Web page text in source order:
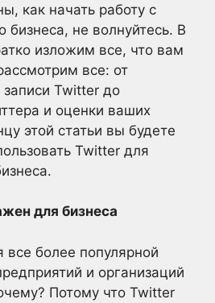
как начать работу с
не волнуйтесь. В
изложим все, что вам
все: от
записи Twitter до
и оценки ваших
этой статьи вы будете
Twitter для
для бизнеса
все более популярной
и организаций
Потому что Twitter